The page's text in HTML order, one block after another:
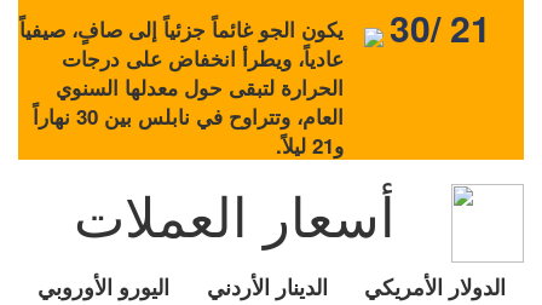
يكون الجو غائماً جزئياً إلى صافٍ، صيفياً
عادياً، ويطرأ انخفاض على درجات
الحرارة لتبقى حول معدلها السنوي
العام، وتتراوح في نابلس بين 30 نهاراً
و21 ليلاً.
30/ 21
أسعار العملات
الدولار الأمريكي الدينار الأردني اليورو الأوروبي